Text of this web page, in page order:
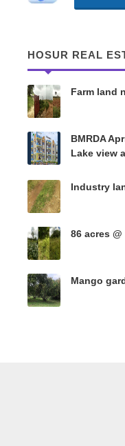
HOSUR REAL
Farm land
BMRDA
Lake view
Industry
86 acres
Mango